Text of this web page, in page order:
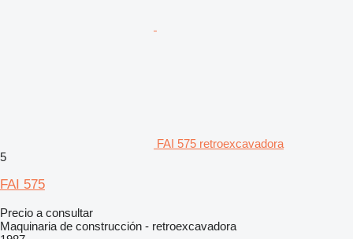
FAI 575 retroexcavadora
5
FAI 575
Precio a consultar
Maquinaria de construcción - retroexcavadora